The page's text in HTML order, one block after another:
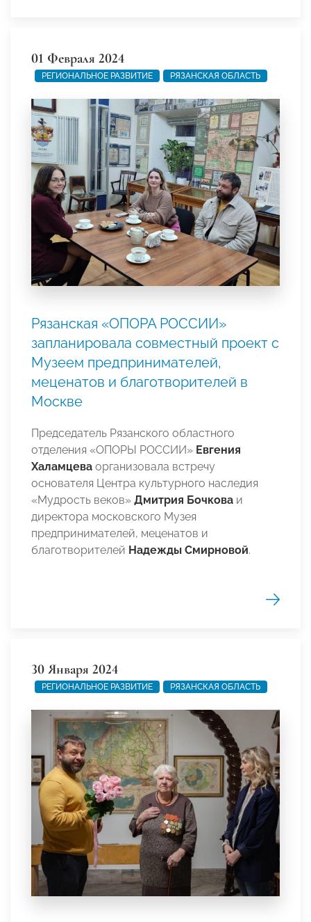
01 Февраля 2024
РЕГИОНАЛЬНОЕ РАЗВИТИЕ РЯЗАНСКАЯ ОБЛАСТЬ
Рязанская «ОПОРА РОССИИ»
запланировала совместный проект с
Музеем предпринимателей,
меценатов и благотворителей в
Москве
Председатель Рязанского областного
отделения «ОПОРЫ РОССИИ» Евгения
Халамцева организовала встречу
основателя Центра культурного наследия
«Мудрость веков» Дмитрия Бочкова и
директора московского Музея
предпринимателей, меценатов и
благотворителей Надежды Смирновой.
30 Января 2024
РЕГИОНАЛЬНОЕ РАЗВИТИЕ РЯЗАНСКАЯ ОБЛАСТЬ